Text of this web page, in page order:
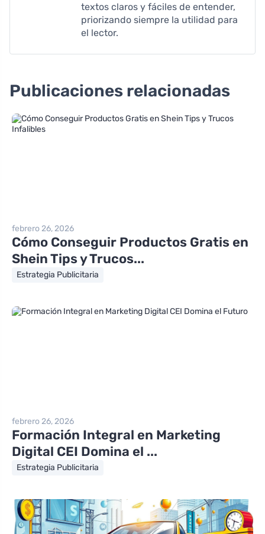
textos claros y fáciles de entender,
priorizando siempre la utilidad para
el lector.
Publicaciones relacionadas
febrero 26, 2026
Cómo Conseguir Productos Gratis en
Shein Tips y Trucos...
Estrategia Publicitaria
febrero 26, 2026
Formación Integral en Marketing
Digital CEI Domina el ...
Estrategia Publicitaria